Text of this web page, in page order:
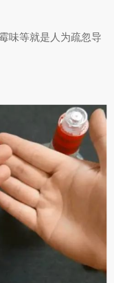
味等就是人为疏忽导